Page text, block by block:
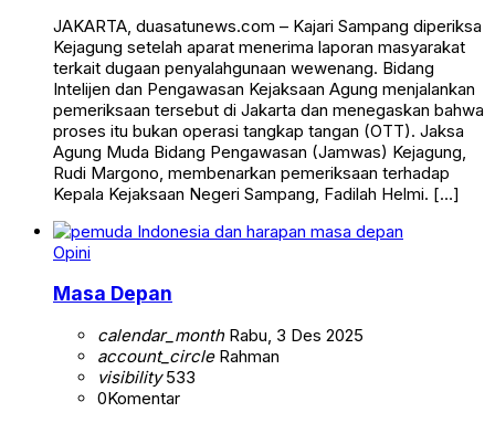
JAKARTA, duasatunews.com – Kajari Sampang diperiksa
Kejagung setelah aparat menerima laporan masyarakat
terkait dugaan penyalahgunaan wewenang. Bidang
Intelijen dan Pengawasan Kejaksaan Agung menjalankan
pemeriksaan tersebut di Jakarta dan menegaskan bahwa
proses itu bukan operasi tangkap tangan (OTT). Jaksa
Agung Muda Bidang Pengawasan (Jamwas) Kejagung,
Rudi Margono, membenarkan pemeriksaan terhadap
Kepala Kejaksaan Negeri Sampang, Fadilah Helmi. […]
Opini
Masa Depan
calendar_monthRabu, 3 Des 2025
account_circleRahman
visibility533
0Komentar